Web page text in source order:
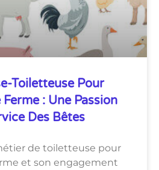
Toiletteuse Pour
: Une Passion
Des Bêtes
de toiletteuse pour
et son engagement